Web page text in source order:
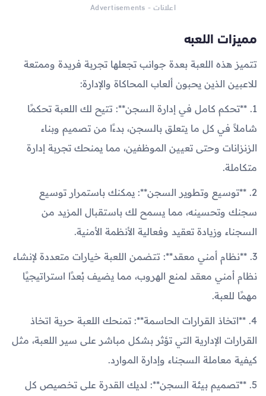
اعلانات - Advertisements
مميزات اللعبه
تتميز هذه اللعبة بعدة جوانب تجعلها تجربة فريدة وممتعة
للاعبين الذين يحبون ألعاب المحاكاة والإدارة:
1. **تحكم كامل في إدارة السجن**: تتيح لك اللعبة تحكمًا
شاملاً في كل ما يتعلق بالسجن، بدءًا من تصميم وبناء
الزنزانات وحتى تعيين الموظفين، مما يمنحك تجربة إدارة
متكاملة.
2. **توسيع وتطوير السجن**: يمكنك باستمرار توسيع
سجنك وتحسينه، مما يسمح لك باستقبال المزيد من
السجناء وزيادة تعقيد وفعالية الأنظمة الأمنية.
3. **نظام أمني معقد**: تتضمن اللعبة خيارات متعددة لإنشاء
نظام أمني معقد لمنع الهروب، مما يضيف بُعدًا استراتيجيًا
مهمًا للعبة.
4. **اتخاذ القرارات الحاسمة**: تمنحك اللعبة حرية اتخاذ
القرارات الإدارية التي تؤثر بشكل مباشر على سير اللعبة، مثل
كيفية معاملة السجناء وإدارة الموارد.
5. **تصميم بيئة السجن**: لديك القدرة على تخصيص كل